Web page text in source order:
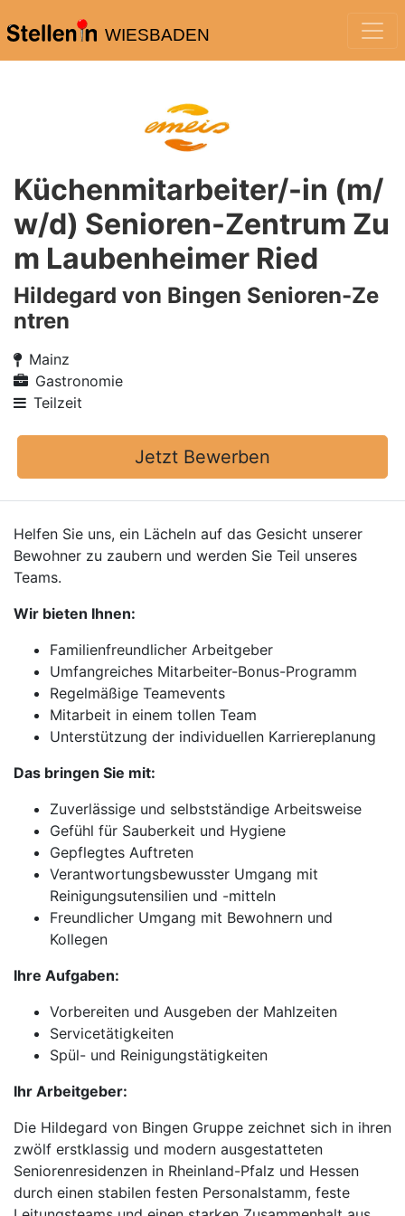
WIESBADEN
Küchenmitarbeiter/-in (m/
w/d) Senioren-Zentrum Zu
m Laubenheimer Ried
Hildegard von Bingen Senioren-Ze
ntren
Mainz
Gastronomie
Teilzeit
Jetzt Bewerben
Helfen Sie uns, ein Lächeln auf das Gesicht unserer
Bewohner zu zaubern und werden Sie Teil unseres
Teams.
Wir bieten Ihnen:
Familienfreundlicher Arbeitgeber
Umfangreiches Mitarbeiter-Bonus-Programm
Regelmäßige Teamevents
Mitarbeit in einem tollen Team
Unterstützung der individuellen Karriereplanung
Das bringen Sie mit:
Zuverlässige und selbstständige Arbeitsweise
Gefühl für Sauberkeit und Hygiene
Gepflegtes Auftreten
Verantwortungsbewusster Umgang mit
Reinigungsutensilien und -mitteln
Freundlicher Umgang mit Bewohnern und
Kollegen
Ihre Aufgaben:
Vorbereiten und Ausgeben der Mahlzeiten
Servicetätigkeiten
Spül- und Reinigungstätigkeiten
Ihr Arbeitgeber:
Die Hildegard von Bingen Gruppe zeichnet sich in ihren
zwölf erstklassig und modern ausgestatteten
Seniorenresidenzen in Rheinland-Pfalz und Hessen
durch einen stabilen festen Personalstamm, feste